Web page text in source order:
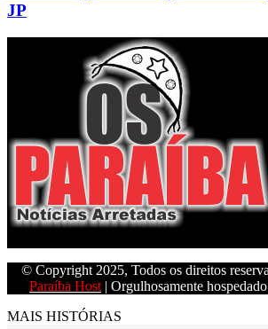
JP
© Copyright 2025, Todos os direitos
Paraíba Host | Orgulhosamente
MAIS HISTÓRIAS